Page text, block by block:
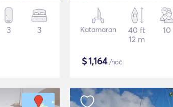
3 3 Katamaran
40 ft
12 m
10
$1,164/noč